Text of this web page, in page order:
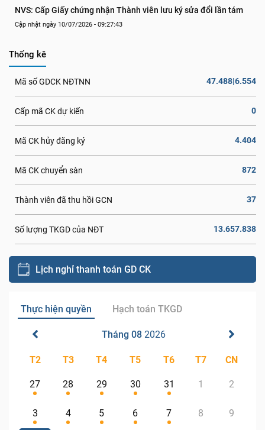
NVS: Cấp Giấy chứng nhận Thành viên lưu ký sửa đổi lần tám
Cập nhật ngày 10/07/2026 - 09:27:43
Thống kê
Mã số GDCK NĐTNN 47.488|6.554
Cấp mã CK dự kiến 0
Mã CK hủy đăng ký 4.404
Mã CK chuyển sàn 872
Thành viên đã thu hồi GCN 37
Số lượng TKGD của NĐT 13.657.838
Lịch nghỉ thanh toán GD CK
Thực hiện quyền Hạch toán TKGD
Tháng 08 2026
T2 T3 T4 T5 T6 T7 CN
27 28 29 30 31 1 2
3 4 5 6 7 8 9